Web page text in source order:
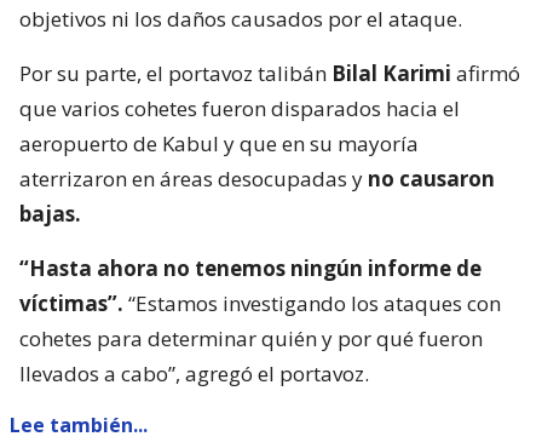
objetivos ni los daños causados por el ataque.
Por su parte, el portavoz talibán Bilal Karimi afirmó
que varios cohetes fueron disparados hacia el
aeropuerto de Kabul y que en su mayoría
aterrizaron en áreas desocupadas y no causaron
bajas.
“Hasta ahora no tenemos ningún informe de
víctimas”. “Estamos investigando los ataques con
cohetes para determinar quién y por qué fueron
llevados a cabo”, agregó el portavoz.
Lee también...